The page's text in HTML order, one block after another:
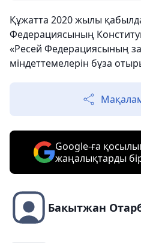
Құжатта 2020 жылы
Федерациясының
«Ресей Федерациясының
міндеттемелерін бұза
Google-ға
жаңалықтарды
Бакытжан